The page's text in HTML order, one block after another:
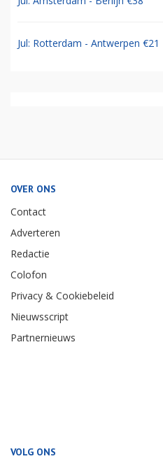
Jul: Rotterdam - Antwerpen €21
OVER ONS
Contact
Adverteren
Redactie
Colofon
Privacy & Cookiebeleid
Nieuwsscript
Partnernieuws
VOLG ONS